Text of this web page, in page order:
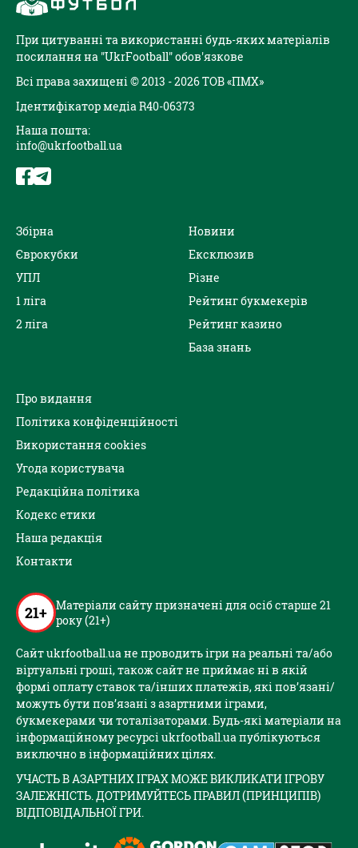
При цитуванні та використанні будь-яких матеріалів
посилання на "UkrFootball" обов'язкове
Всі права захищені © 2013 - 2026 ТОВ «ПМХ»
Ідентифікатор медіа R40-06373
Наша пошта:
info@ukrfootball.ua
Збірна
Єврокубки
УПЛ
1 ліга
2 ліга
Новини
Ексклюзив
Різне
Рейтинг букмекерів
Рейтинг казино
База знань
Про видання
Політика конфіденційності
Використання cookies
Угода користувача
Редакційна політика
Кодекс етики
Наша редакція
Контакти
21+ Матеріали сайту призначені для осіб старше 21
року (21+)
Сайт ukrfootball.ua не проводить ігри на реальні та/або
віртуальні гроші, також сайт не приймає ні в якій
формі оплату ставок та/інших платежів, які пов’язані/
можуть бути пов’язані з азартними іграми,
букмекерами чи тоталізаторами. Будь-які матеріали на
інформаційному ресурсі ukrfootball.ua публікуються
виключно в інформаційних цілях.
УЧАСТЬ В АЗАРТНИХ ІГРАХ МОЖЕ ВИКЛИКАТИ ІГРОВУ
ЗАЛЕЖНІСТЬ. ДОТРИМУЙТЕСЬ ПРАВИЛ (ПРИНЦИПІВ)
ВІДПОВІДАЛЬНОЇ ГРИ.